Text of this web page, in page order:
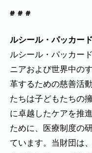
# # #
ルシール・パッカー
ルシール・パッカー
ニアおよび世界中の
革するための慈善活
たちは子どもたちの
に卓越したケアを推
ために、医療制度の
ています。当財団は